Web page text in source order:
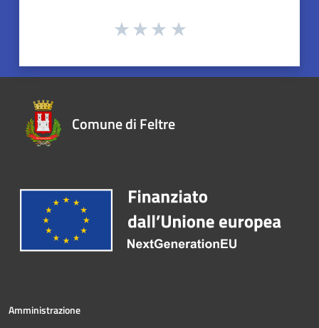
Comune di Feltre
Amministrazione